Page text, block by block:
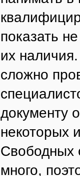
показать
их
сложно
документу
некоторых
Свободных
много,